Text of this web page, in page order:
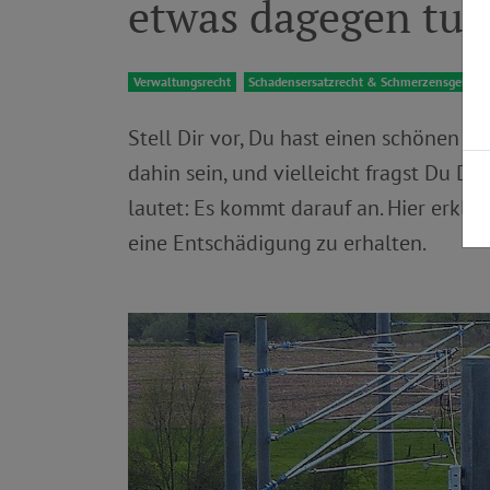
etwas dagegen tun?
Verwaltungsrecht Schadensersatzrecht &
Stell Dir vor, Du hast einen schönen
dahin sein, und vielleicht fragst Du
lautet: Es kommt darauf an. Hier
eine Entschädigung zu erhalten.